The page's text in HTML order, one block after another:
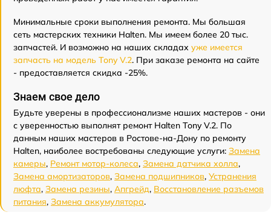
Минимальные сроки выполнения ремонта. Мы большая
сеть мастерских техники Halten. Мы имеем более 20 тыс.
запчастей. И возможно на наших складах уже имеется
запчасть на модель Tony V.2. При заказе ремонта на сайте
- предоставляется скидка -25%.
Знаем свое дело
Будьте уверены в профессионализме наших мастеров - они
с уверенностью выполнят ремонт Halten Tony V.2. По
данным наших мастеров в Ростове-на-Дону по ремонту
Halten, наиболее востребованы следующие услуги: Замена
камеры, Ремонт мотор-колеса, Замена датчика холла,
Замена амортизаторов, Замена подшипников, Устранения
люфта, Замена резины, Апгрейд, Восстановление разъемов
питания, Замена аккумулятора.